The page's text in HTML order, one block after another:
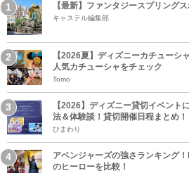
【最新】ファンタジースプリング
キャステル編集部
【2026夏】ディズニーカチューシ
人気カチューシャをチェック
Tomo
【2026】ディズニー貸切イベント
法＆体験談！貸切開催日程まとめ！
ひまわり
アベンジャーズの強さランキング
のヒーローを比較！